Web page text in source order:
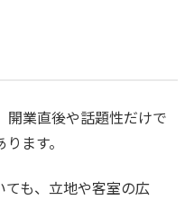
開業直後や話題性だけで
ます。
も、立地や客室の広